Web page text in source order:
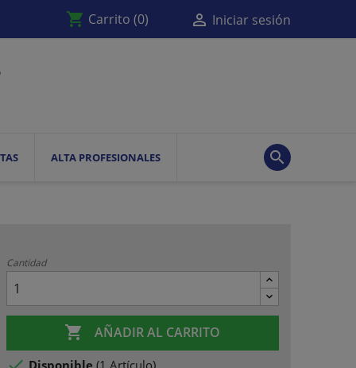
shopping_cart Carrito (0)  Iniciar sesión
ALTA PROFESIONALES 
Cantidad
 AÑADIR AL CARRITO
Disponible (1 Artículo)